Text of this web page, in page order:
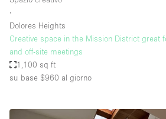
∙
Dolores Heights
Creative space in the Mission District great
and off-site meetings
1,100 sq ft
su base $960 al giorno